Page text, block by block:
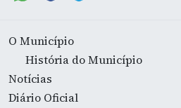
O Município
História do Município
Notícias
Diário Oficial